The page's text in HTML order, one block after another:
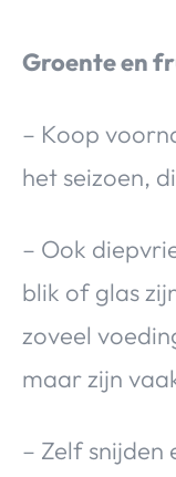
Groente en
– Koop
het seizoen,
– Ook
blik of glas
zoveel
maar zijn
– Zelf snijden